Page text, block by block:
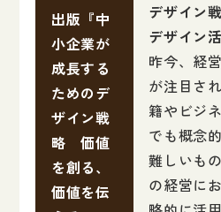
出版『中
小企業が
成長する
ためのデ
ザイン戦
略 価値
を創る、
価値を伝
デザイン
デザイン
昨今、経
が注目さ
籍やビジ
でも概念
難しいも
の経営に